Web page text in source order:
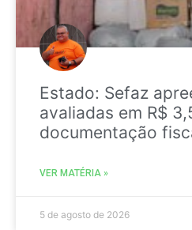
Estado: Sefaz
avaliadas em R$
documentação
VER MATÉRIA »
5 de agosto de 2026